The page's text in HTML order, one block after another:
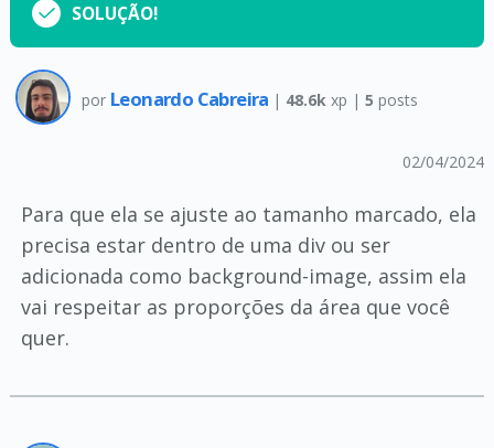
SOLUÇÃO!
por Leonardo Cabreira | 48.6k xp |5 posts
02/04/2024
Para que ela se ajuste ao tamanho marcado, ela
precisa estar dentro de uma div ou ser
adicionada como background-image, assim ela
vai respeitar as proporções da área que você
quer.